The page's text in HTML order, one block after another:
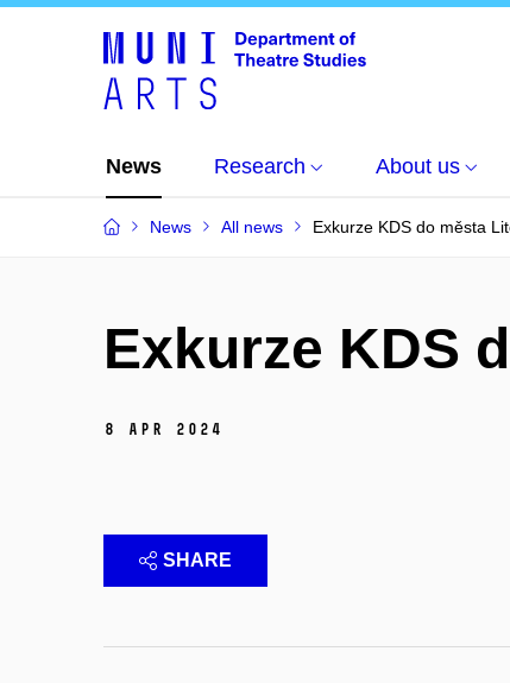
News Research About us
News All news Exkurze KDS do města
Exkurze KDS
8 Apr 2024
SHARE